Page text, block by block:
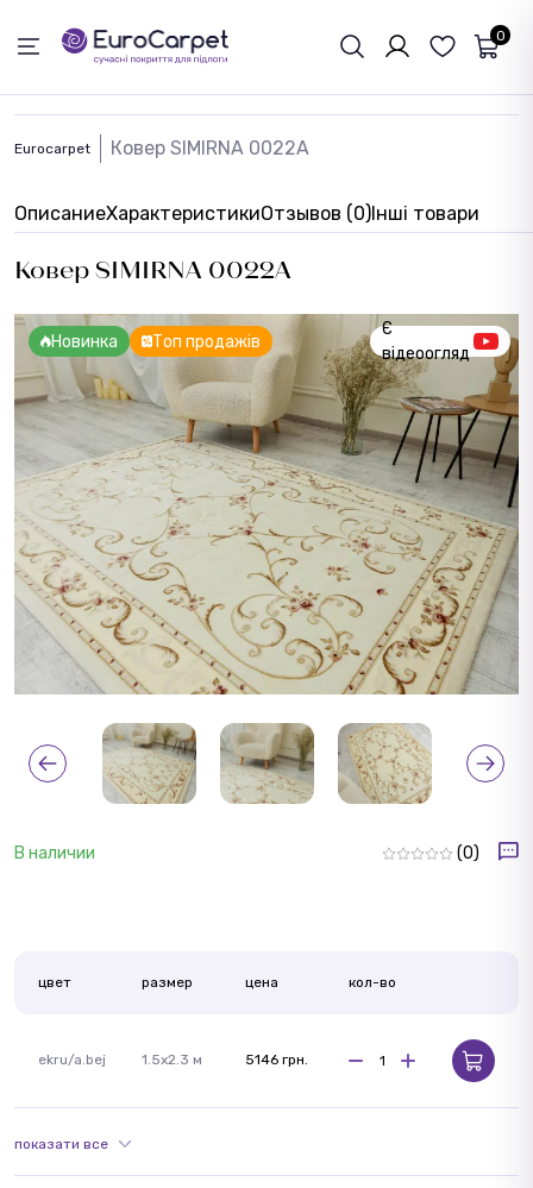
0
Eurocarpet Ковер SIMIRNA 0022A
ОписаниеХарактеристикиОтзывов (0)Інші товари
Ковер SIMIRNA 0022A
Новинка Топ продажів
Є
відеоогляд
В наличии (0)
цвет размер цена кол-во
ekru/a.bej 1.5x2.3 м 5146 грн.
показати все
ОБРАТНАЯ СВЯЗЬ